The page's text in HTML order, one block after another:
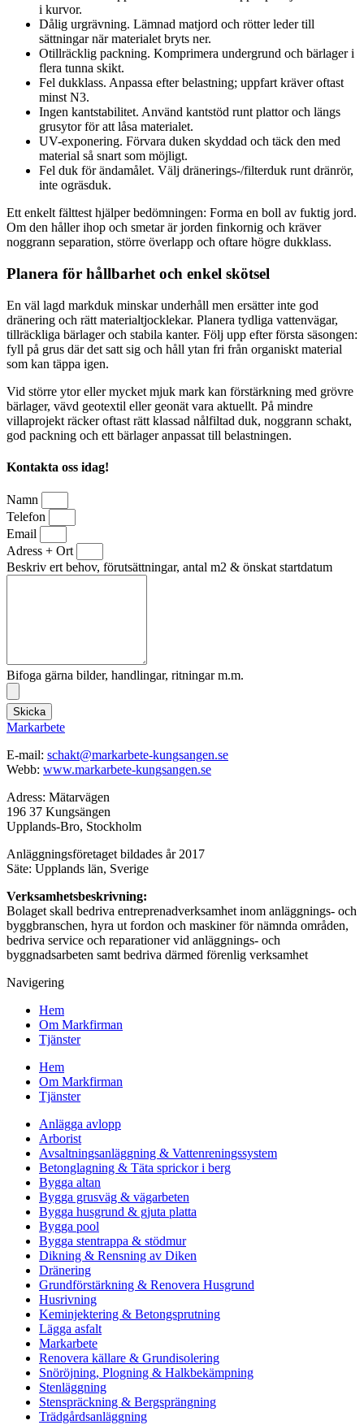
i kurvor.
Dålig urgrävning. Lämnad matjord och rötter leder till
sättningar när materialet bryts ner.
Otillräcklig packning. Komprimera undergrund och bärlager i
flera tunna skikt.
Fel dukklass. Anpassa efter belastning; uppfart kräver oftast
minst N3.
Ingen kantstabilitet. Använd kantstöd runt plattor och längs
grusytor för att låsa materialet.
UV-exponering. Förvara duken skyddad och täck den med
material så snart som möjligt.
Fel duk för ändamålet. Välj dränerings-/filterduk runt dränrör,
inte ogräsduk.
Ett enkelt fälttest hjälper bedömningen: Forma en boll av fuktig jord.
Om den håller ihop och smetar är jorden finkornig och kräver
noggrann separation, större överlapp och oftare högre dukklass.
Planera för hållbarhet och enkel skötsel
En väl lagd markduk minskar underhåll men ersätter inte god
dränering och rätt materialtjocklekar. Planera tydliga vattenvägar,
tillräckliga bärlager och stabila kanter. Följ upp efter första säsongen:
fyll på grus där det satt sig och håll ytan fri från organiskt material
som kan täppa igen.
Vid större ytor eller mycket mjuk mark kan förstärkning med grövre
bärlager, vävd geotextil eller geonät vara aktuellt. På mindre
villaprojekt räcker oftast rätt klassad nålfiltad duk, noggrann schakt,
god packning och ett bärlager anpassat till belastningen.
Kontakta oss idag!
Namn
Telefon
Email
Adress + Ort
Beskriv ert behov, förutsättningar, antal m2 & önskat startdatum
Bifoga gärna bilder, handlingar, ritningar m.m.
Skicka
Markarbete
E-mail: schakt@markarbete-kungsangen.se
Webb: www.markarbete-kungsangen.se
Adress: Mätarvägen
196 37 Kungsängen
Upplands-Bro, Stockholm
Anläggningsföretaget bildades år 2017
Säte: Upplands län, Sverige
Verksamhetsbeskrivning:
Bolaget skall bedriva entreprenadverksamhet inom anläggnings- och
byggbranschen, hyra ut fordon och maskiner för nämnda områden,
bedriva service och reparationer vid anläggnings- och
byggnadsarbeten samt bedriva därmed förenlig verksamhet
Navigering
Hem
Om Markfirman
Tjänster
Hem
Om Markfirman
Tjänster
Anlägga avlopp
Arborist
Avsaltningsanläggning & Vattenreningssystem
Betonglagning & Täta sprickor i berg
Bygga altan
Bygga grusväg & vägarbeten
Bygga husgrund & gjuta platta
Bygga pool
Bygga stentrappa & stödmur
Dikning & Rensning av Diken
Dränering
Grundförstärkning & Renovera Husgrund
Husrivning
Keminjektering & Betongsprutning
Lägga asfalt
Markarbete
Renovera källare & Grundisolering
Snöröjning, Plogning & Halkbekämpning
Stenläggning
Stenspräckning & Bergsprängning
Trädgårdsanläggning